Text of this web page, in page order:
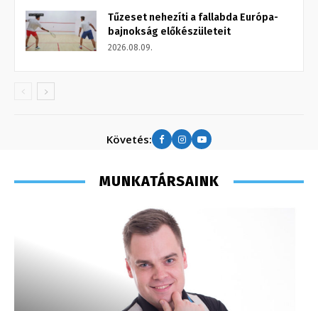
Tűzeset nehezíti a fallabda Európa-
bajnokság előkészületeit
2026.08.09.
Követés:
MUNKATÁRSAINK